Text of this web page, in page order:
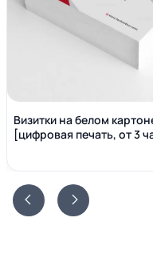
Визитки на белом
[цифровая печать, от 3